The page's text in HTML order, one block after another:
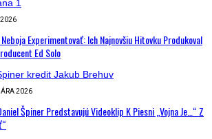
Experimentovať: Ich Najnovšiu Hitovku Produkoval
Ed Solo
2026
Špiner Predstavujú Videoklip K Piesni „Vojna Je…“ Z